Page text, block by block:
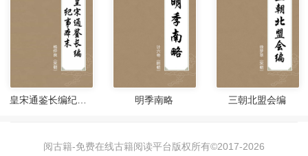
明季南略 三朝北盟会编
阅古籍-免费在线古籍阅读平台版权所有©2017-2026